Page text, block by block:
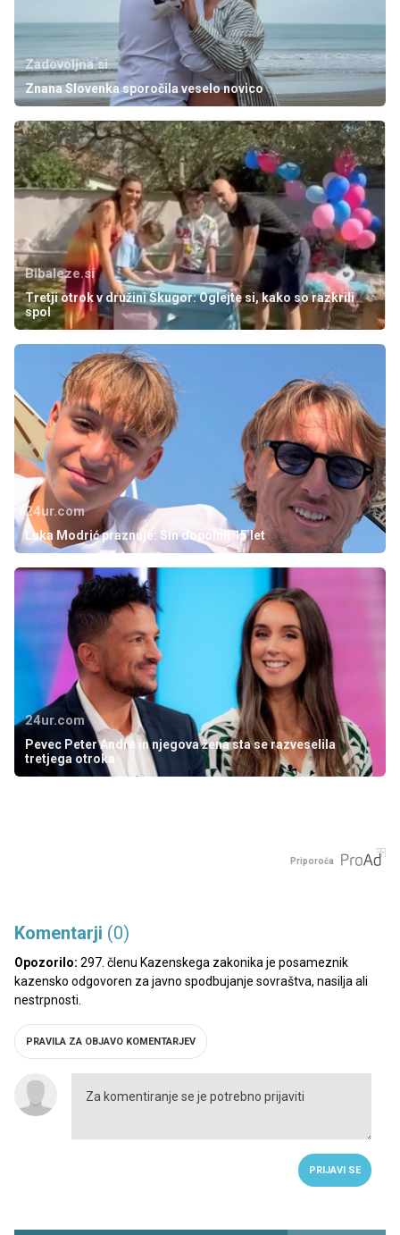
Zadovoljna.si
Znana Slovenka sporočila veselo novico
Bibaleze.si
Tretji otrok v družini Škugor: Oglejte si, kako so razkrili
spol
24ur.com
Luka Modrić praznuje: Sin dopolnil 15 let
24ur.com
Pevec Peter Andre in njegova žena sta se razveselila
tretjega otroka
Priporoča
Komentarji (0)
Opozorilo: 297. členu Kazenskega zakonika je posameznik
kazensko odgovoren za javno spodbujanje sovraštva, nasilja ali
nestrpnosti.
PRAVILA ZA OBJAVO KOMENTARJEV
PRIJAVI SE